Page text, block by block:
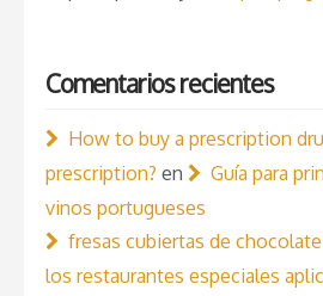
Comentarios recientes
How to buy a prescription
prescription? en
Guía para
vinos portugueses
fresas cubiertas de chocolate
los restaurantes especiales